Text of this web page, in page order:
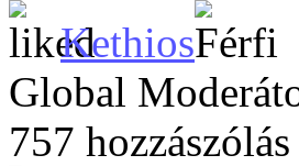
Kethios
Global
757 hozzászólás